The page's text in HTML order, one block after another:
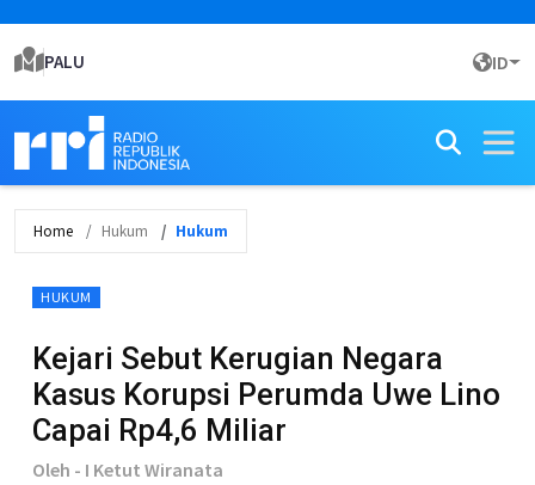
PALU ID
Home Hukum Hukum
HUKUM
Kejari Sebut Kerugian Negara
Kasus Korupsi Perumda Uwe Lino
Capai Rp4,6 Miliar
Oleh - I Ketut Wiranata